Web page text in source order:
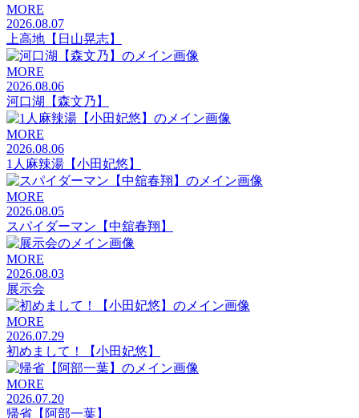
MORE
2026.08.07
上高地【日山晃志】
MORE
2026.08.06
河口湖【森文乃】
MORE
2026.08.06
1人麻辣湯【小田妃悠】
MORE
2026.08.05
スパイダーマン【中舘春翔】
MORE
2026.08.03
展示会
MORE
2026.07.29
初めまして！【小田妃悠】
MORE
2026.07.20
帰省【阿部一葉】